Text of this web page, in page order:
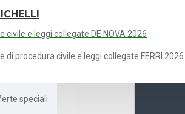
civile e leggi collegate DE NOVA 2026
di procedura civile e leggi collegate FERRI 2026
speciali
GIUFFRE' 2027 - Udienza